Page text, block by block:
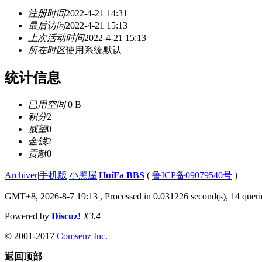
注册时间2022-4-21 14:31
最后访问2022-4-21 15:13
上次活动时间2022-4-21 15:13
所在时区使用系统默认
统计信息
已用空间0 B
积分2
威望0
金钱2
贡献0
Archiver|手机版|小黑屋|HuiFa BBS ( 鲁ICP备09079540号 )
GMT+8, 2026-8-7 19:13 , Processed in 0.031226 second(s), 14
Powered by Discuz! X3.4
© 2001-2017 Comsenz Inc.
返回顶部